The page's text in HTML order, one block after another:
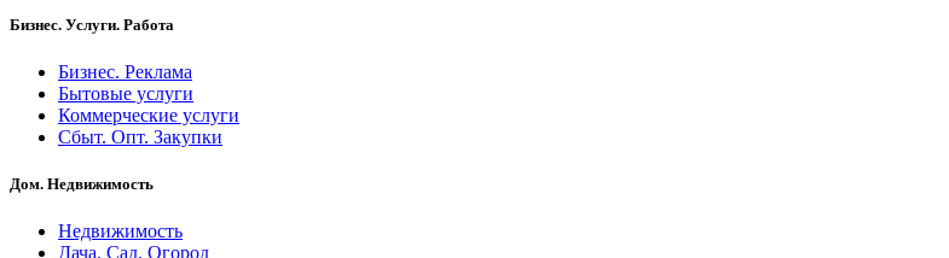
Бизнес. Услуги. Работа
Бизнес. Реклама
Бытовые услуги
Коммерческие услуги
Сбыт. Опт. Закупки
Дом. Недвижимость
Недвижимость
Дача. Сад. Огород